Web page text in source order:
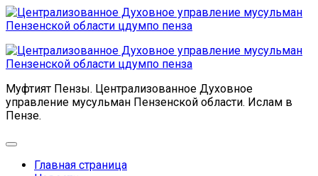
Перейти
к
Муфтият Пензы. Централизованное Духовное
управление мусульман Пензенской области. Ислам в
Пензе.
Развернуть
Главная страница